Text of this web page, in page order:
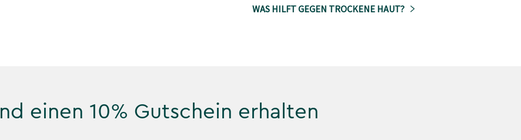
WAS HILFT GEGEN TROCKENE HAUT?
einen 10% Gutschein erhalten